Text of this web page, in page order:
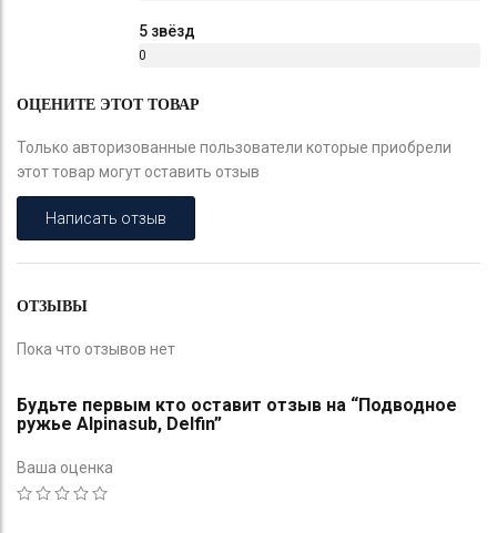
5 звёзд
0
ОЦЕНИТЕ ЭТОТ ТОВАР
Только авторизованные пользователи которые приобрели
этот товар могут оставить отзыв
Написать отзыв
ОТЗЫВЫ
Пока что отзывов нет
Будьте первым кто оставит отзыв на “Подводное
ружье Alpinasub, Delfin”
Ваша оценка